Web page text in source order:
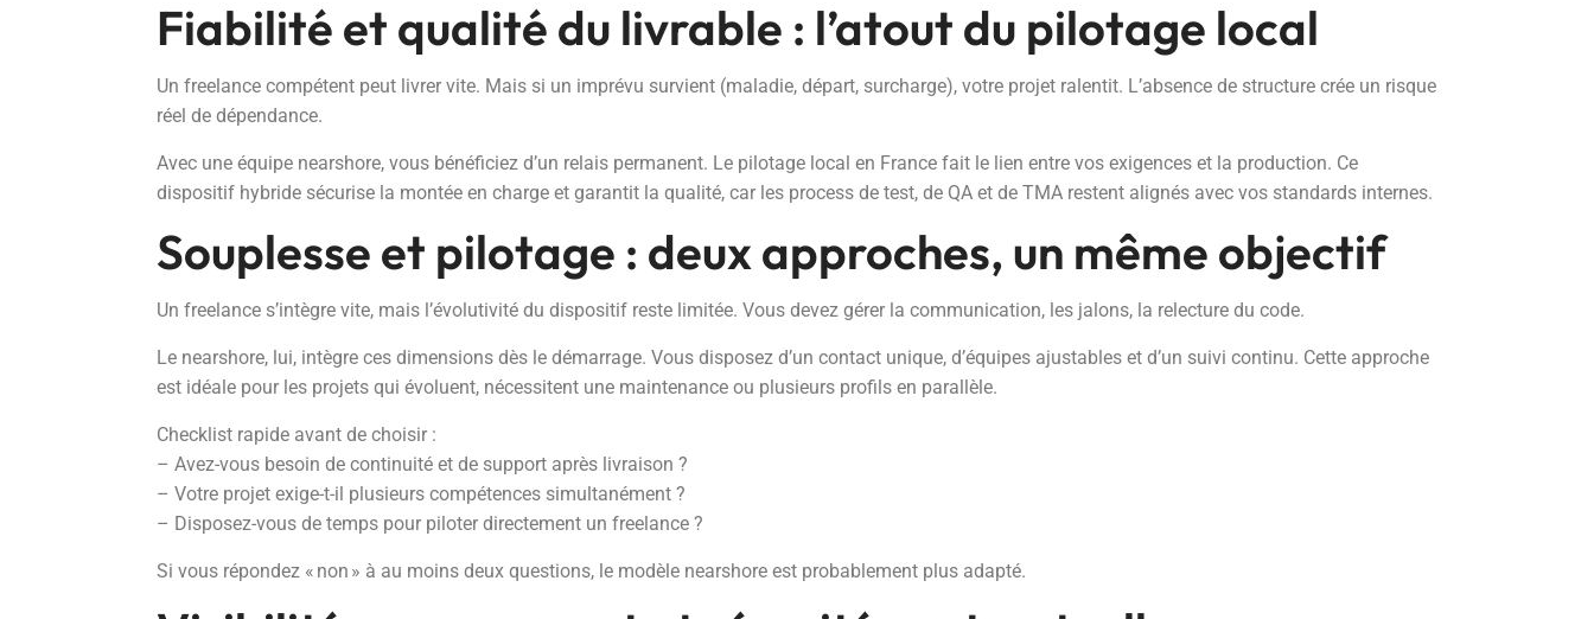
Fiabilité et qualité du livrable : l’atout du pilotage local
Un freelance compétent peut livrer vite. Mais si un imprévu survient (maladie, départ, surcharge), votre projet ralentit. L’absence de structure crée un risque
réel de dépendance.
Avec une équipe nearshore, vous bénéficiez d’un relais permanent. Le pilotage local en France fait le lien entre vos exigences et la production. Ce
dispositif hybride sécurise la montée en charge et garantit la qualité, car les process de test, de QA et de TMA restent alignés avec vos standards internes.
Souplesse et pilotage : deux approches, un même objectif
Un freelance s’intègre vite, mais l’évolutivité du dispositif reste limitée. Vous devez gérer la communication, les jalons, la relecture du code.
Le nearshore, lui, intègre ces dimensions dès le démarrage. Vous disposez d’un contact unique, d’équipes ajustables et d’un suivi continu. Cette approche
est idéale pour les projets qui évoluent, nécessitent une maintenance ou plusieurs profils en parallèle.
Checklist rapide avant de choisir :
– Avez-vous besoin de continuité et de support après livraison ?
– Votre projet exige-t-il plusieurs compétences simultanément ?
– Disposez-vous de temps pour piloter directement un freelance ?
Si vous répondez « non » à au moins deux questions, le modèle nearshore est probablement plus adapté.